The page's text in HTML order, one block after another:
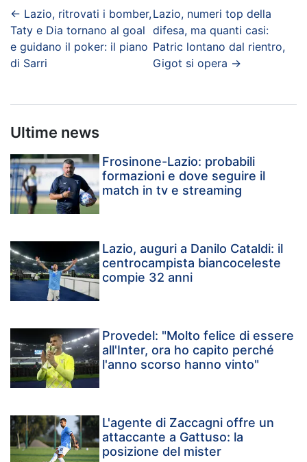
← Lazio, ritrovati i bomber,
Taty e Dia tornano al goal
e guidano il poker: il piano
di Sarri
Lazio, numeri top della
difesa, ma quanti casi:
Patric lontano dal rientro,
Gigot si opera →
Ultime news
Frosinone-Lazio: probabili
formazioni e dove seguire il
match in tv e streaming
Lazio, auguri a Danilo Cataldi: il
centrocampista biancoceleste
compie 32 anni
Provedel: "Molto felice di essere
all'Inter, ora ho capito perché
l'anno scorso hanno vinto"
L'agente di Zaccagni offre un
attaccante a Gattuso: la
posizione del mister